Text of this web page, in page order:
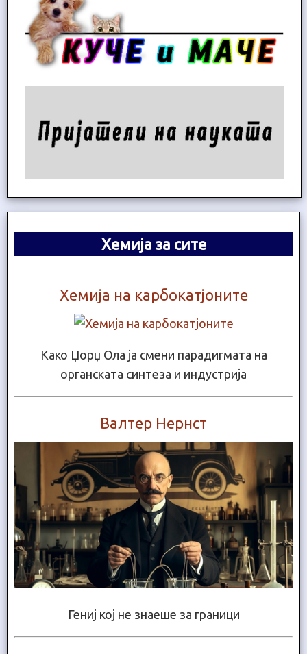
Хемија за сите
Хемија на карбокатјоните
Како Џорџ Ола ја смени парадигмата на
органската синтеза и индустрија
Валтер Нернст
Гениј кој не знаеше за граници